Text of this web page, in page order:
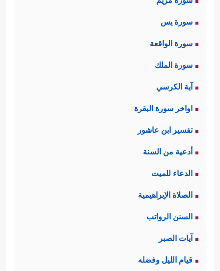
سورة يس
سورة الواقعة
سورة الملك
آية الكرسي
اواخر سورة البقرة
تفسير ابن عاشور
أدعية من السنة
الدعاء للميت
الصلاة الإبراهيمية
السنن الرواتب
آيات الصبر
قيام الليل وفضله